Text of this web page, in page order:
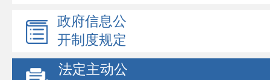
政府信息公
开制度规定
法定主动公